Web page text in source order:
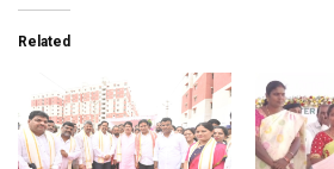
Related